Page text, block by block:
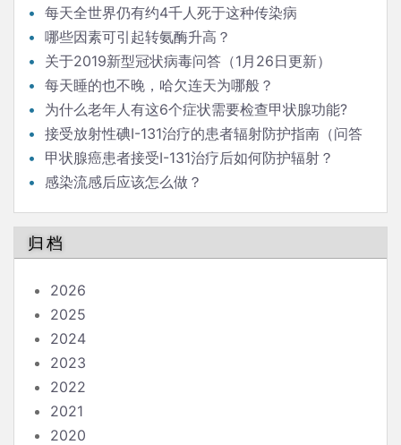
每天全世界仍有约4千人死于这种传染病
哪些因素可引起转氨酶升高？
关于2019新型冠状病毒问答（1月26日更新）
每天睡的也不晚，哈欠连天为哪般？
为什么老年人有这6个症状需要检查甲状腺功能?
接受放射性碘I-131治疗的患者辐射防护指南（问答
版）甲状腺癌患者接受I-131治疗后如何防护辐射？
感染流感后应该怎么做？
归档
2026
2025
2024
2023
2022
2021
2020